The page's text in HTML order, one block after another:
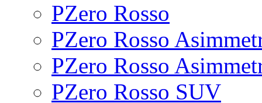
PZero Rosso
PZero Rosso
PZero Rosso
PZero Rosso SUV